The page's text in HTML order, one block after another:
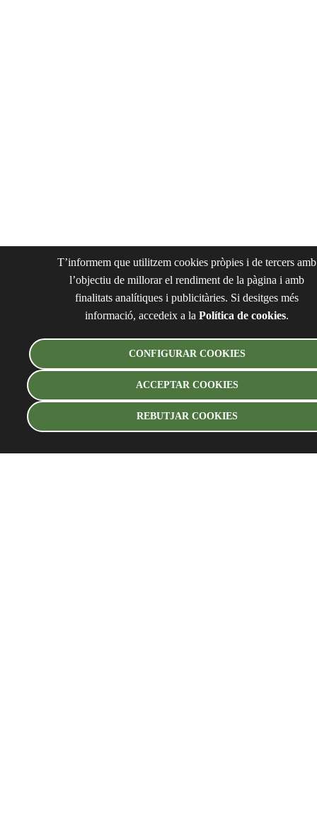
T’informem que utilitzem cookies pròpies i de tercers amb
l’objectiu de millorar el rendiment de la pàgina i amb
finalitats analítiques i publicitàries. Si desitges més
informació, accedeix a la Política de cookies.
CONFIGURAR COOKIES
REBUTJAR COOKIES
ACCEPTAR COOKIES